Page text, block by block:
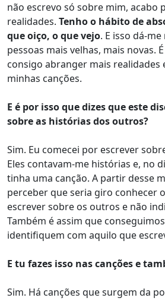
não escrevo só sobre mim, acabo
realidades. Tenho o hábito de
que oiço, o que vejo. E isso dá-
pessoas mais velhas, mais novas.
consigo abranger mais realidades
minhas canções.
E é por isso que dizes que este
sobre as histórias dos outros?
Sim. Eu comecei por escrever
Eles contavam-me histórias e, no
tinha uma canção. A partir desse
perceber que seria giro conhecer
escrever sobre os outros e não
Também é assim que
identifiquem com aquilo que
E tu fazes isso nas canções e
Sim. Há canções que surgem da